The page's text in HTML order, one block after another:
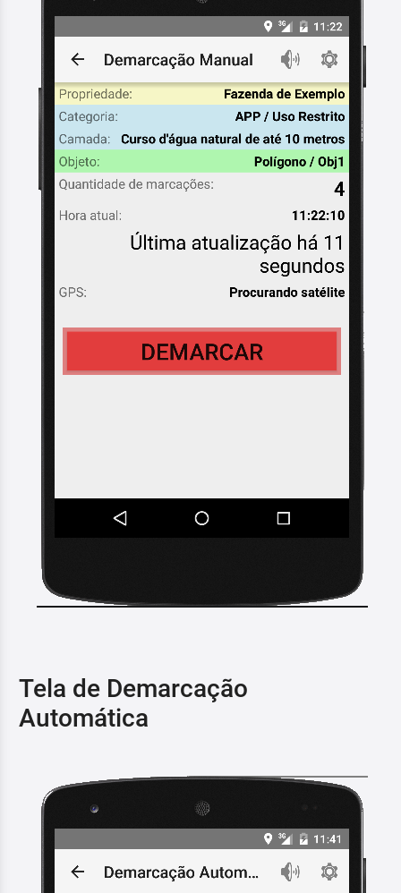
Tela de Demarcação
Automática